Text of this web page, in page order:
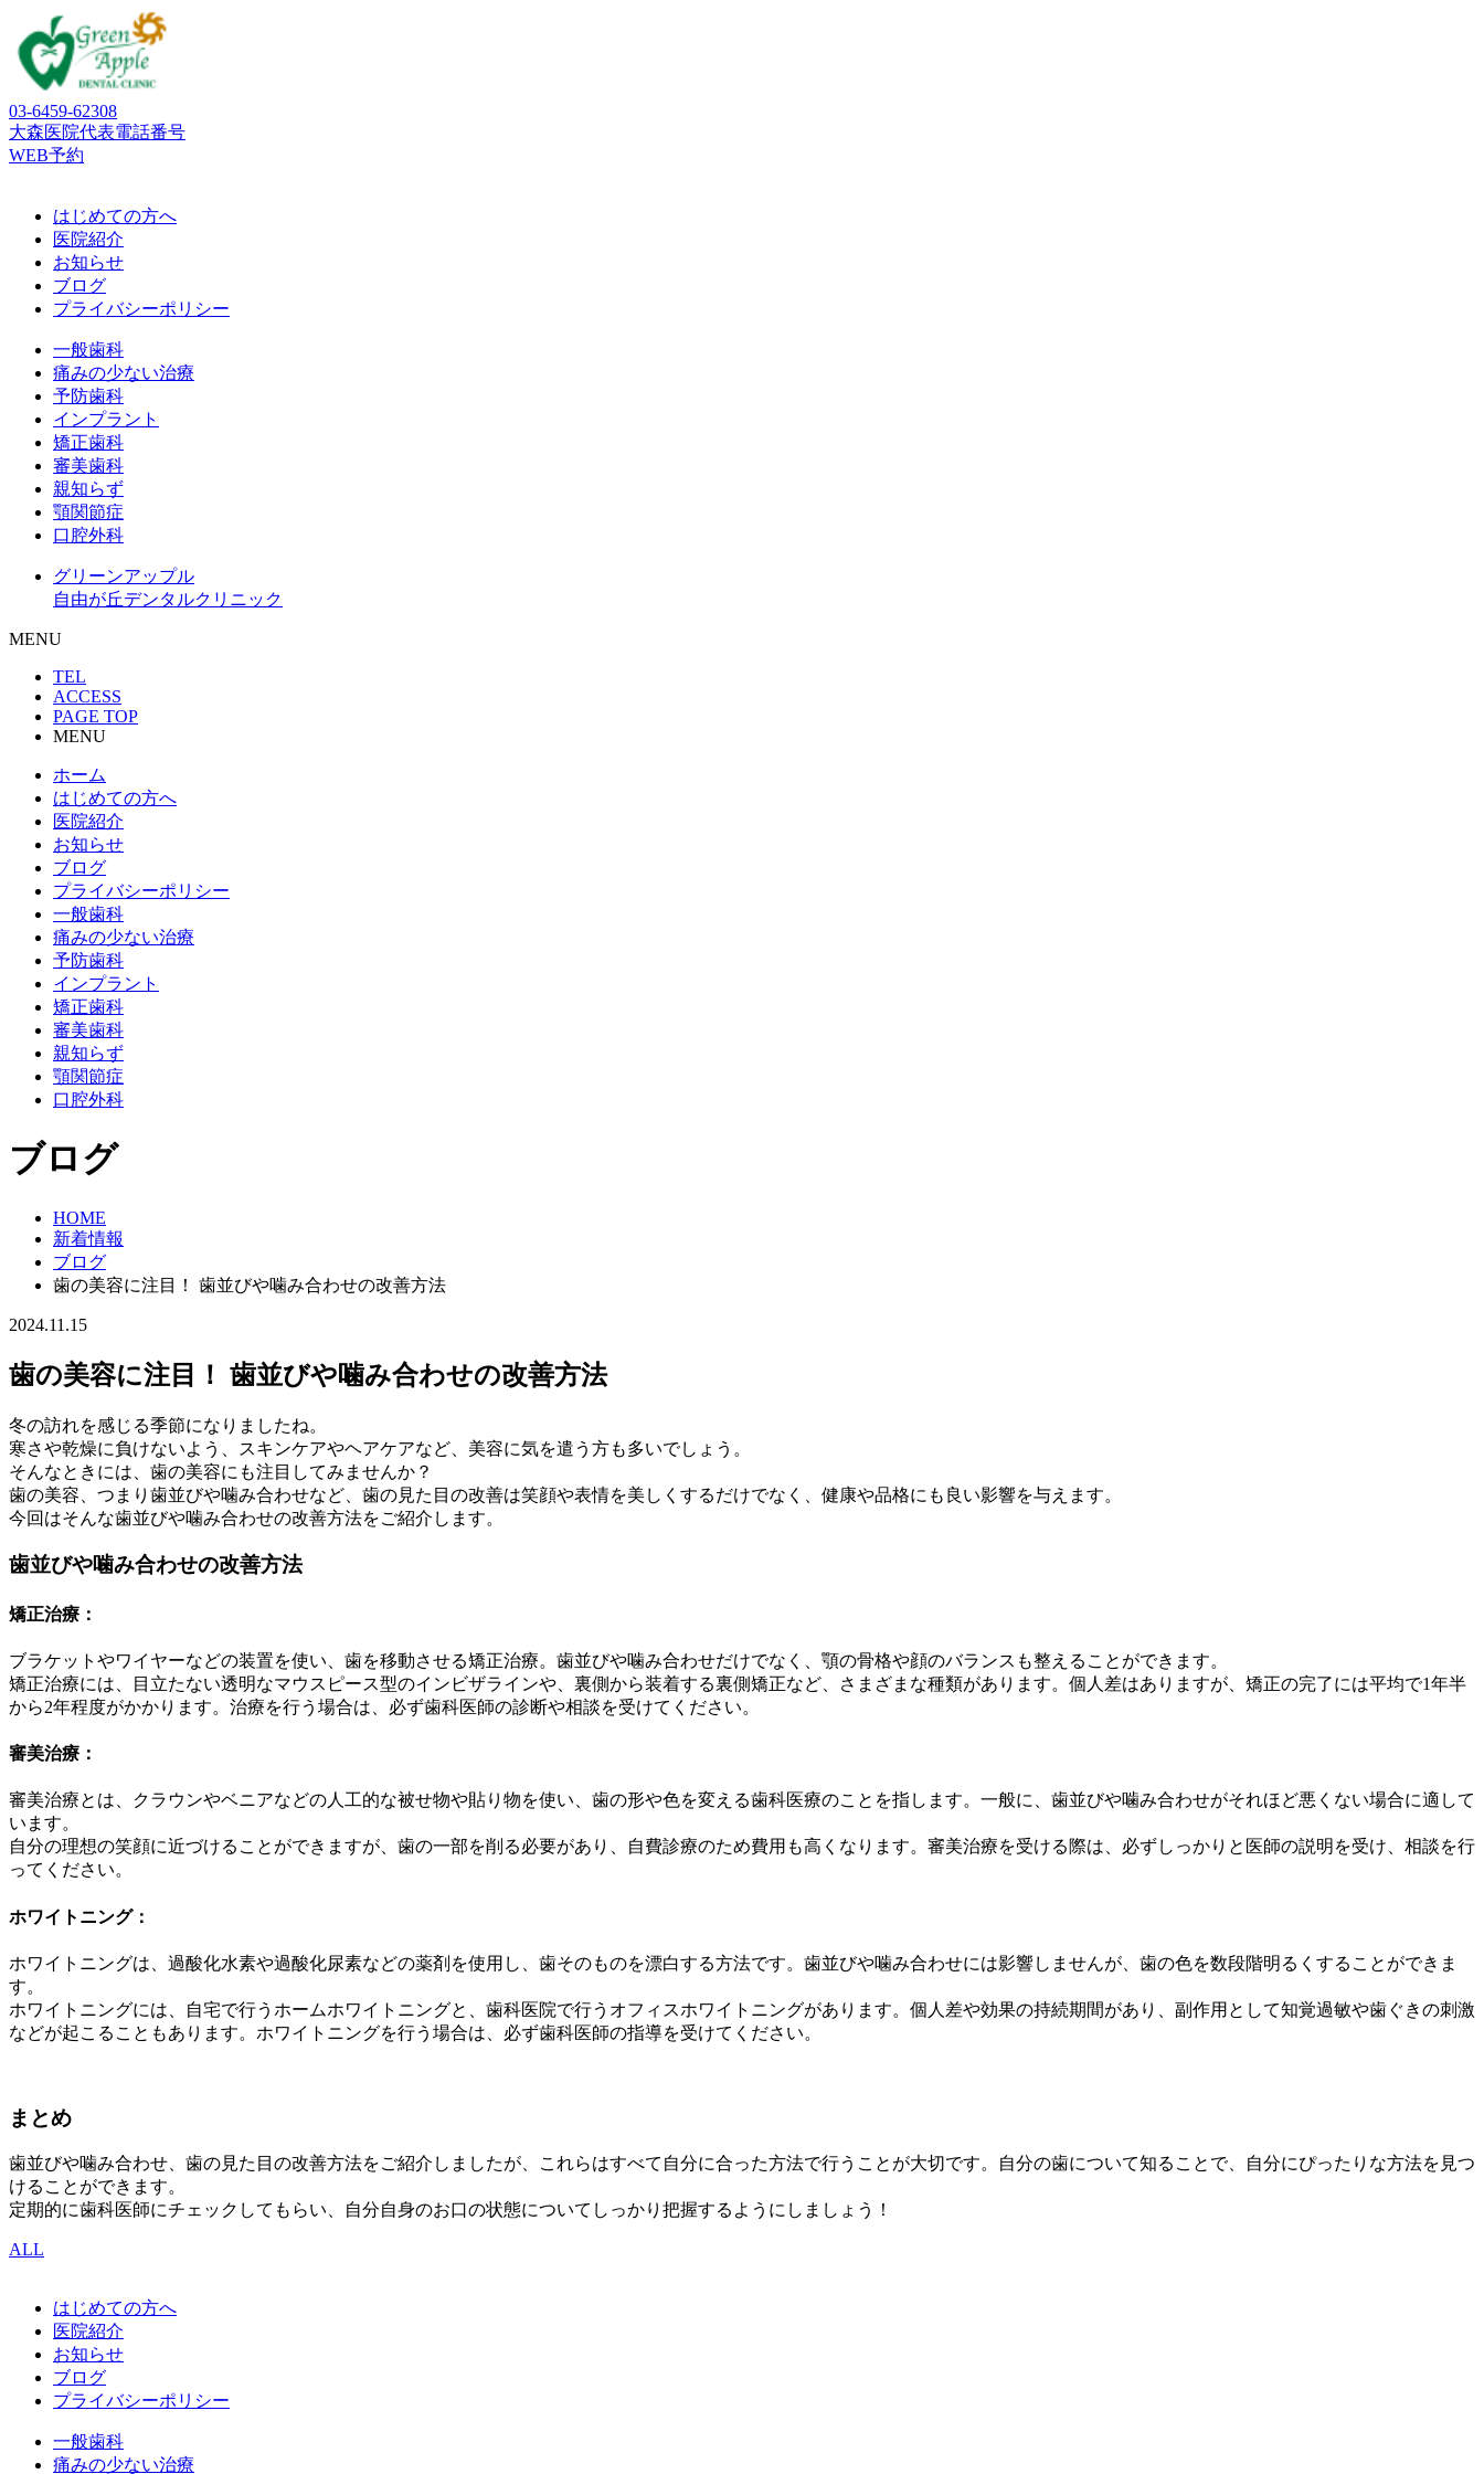
03-6459-62308
大森医院代表電話番号
WEB予約
はじめての方へ
医院紹介
お知らせ
ブログ
プライバシーポリシー
一般歯科
痛みの少ない治療
予防歯科
インプラント
矯正歯科
審美歯科
親知らず
顎関節症
口腔外科
グリーンアップル
自由が丘デンタルクリニック
MENU
TEL
ACCESS
PAGE TOP
MENU
ホーム
はじめての方へ
医院紹介
お知らせ
ブログ
プライバシーポリシー
一般歯科
痛みの少ない治療
予防歯科
インプラント
矯正歯科
審美歯科
親知らず
顎関節症
口腔外科
ブログ
HOME
新着情報
ブログ
歯の美容に注目！ 歯並びや噛み合わせの改善方法
2024.11.15
歯の美容に注目！ 歯並びや噛み合わせの改善方法
冬の訪れを感じる季節になりましたね。
寒さや乾燥に負けないよう、スキンケアやヘアケアなど、美容に気を遣う方も多いでしょう。
そんなときには、歯の美容にも注目してみませんか？
歯の美容、つまり歯並びや噛み合わせなど、歯の見た目の改善は笑顔や表情を美しくするだけでなく、健康や品格にも良い影響を与えます。
今回はそんな歯並びや噛み合わせの改善方法をご紹介します。
歯並びや噛み合わせの改善方法
矯正治療：
ブラケットやワイヤーなどの装置を使い、歯を移動させる矯正治療。歯並びや噛み合わせだけでなく、顎の骨格や顔のバランスも整えることができます。
矯正治療には、目立たない透明なマウスピース型のインビザラインや、裏側から装着する裏側矯正など、さまざまな種類があります。個人差はありますが、矯正の完了には平均で1年半
から2年程度がかかります。治療を行う場合は、必ず歯科医師の診断や相談を受けてください。
審美治療：
審美治療とは、クラウンやベニアなどの人工的な被せ物や貼り物を使い、歯の形や色を変える歯科医療のことを指します。一般に、歯並びや噛み合わせがそれほど悪くない場合に適して
います。
自分の理想の笑顔に近づけることができますが、歯の一部を削る必要があり、自費診療のため費用も高くなります。審美治療を受ける際は、必ずしっかりと医師の説明を受け、相談を行
ってください。
ホワイトニング：
ホワイトニングは、過酸化水素や過酸化尿素などの薬剤を使用し、歯そのものを漂白する方法です。歯並びや噛み合わせには影響しませんが、歯の色を数段階明るくすることができま
す。
ホワイトニングには、自宅で行うホームホワイトニングと、歯科医院で行うオフィスホワイトニングがあります。個人差や効果の持続期間があり、副作用として知覚過敏や歯ぐきの刺激
などが起こることもあります。ホワイトニングを行う場合は、必ず歯科医師の指導を受けてください。
まとめ
歯並びや噛み合わせ、歯の見た目の改善方法をご紹介しましたが、これらはすべて自分に合った方法で行うことが大切です。自分の歯について知ることで、自分にぴったりな方法を見つ
けることができます。
定期的に歯科医師にチェックしてもらい、自分自身のお口の状態についてしっかり把握するようにしましょう！
ALL
はじめての方へ
医院紹介
お知らせ
ブログ
プライバシーポリシー
一般歯科
痛みの少ない治療